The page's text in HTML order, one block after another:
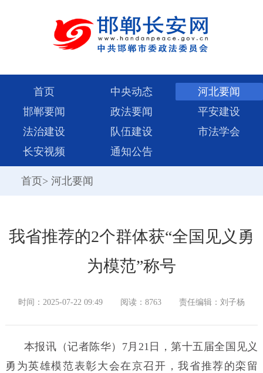
首页 中央动态
河北要闻
邯郸要闻
政法要闻
平安建设
法治建设
队伍建设
市法学会
长安视频
通知公告
首页> 河北要闻
我省推荐的2个群体获“全国见义勇
为模范”称号
时间：2025-07-22 09:49 阅读：8763 责任编辑：刘子杨
本报讯（记者陈华）7月21日，第十五届全国见义
勇为英雄模范表彰大会在京召开，我省推荐的栾留